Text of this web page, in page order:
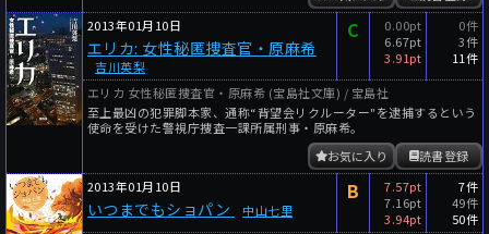
2013年01月10日
エリカ: 女性秘匿捜査官・原麻希
吉川英梨
C
0.00pt
6.67pt
3.91pt
0件
3件
11件
エリカ 女性秘匿捜査官・原麻希 (宝島社文庫) / 宝島社
至上最凶の犯罪脚本家、通称“背望会リクルーター"を逮捕するという
使命を受けた警視庁捜査一課所属刑事・原麻希。
読書登録
お気に入り
2013年01月10日
いつまでもショパン 中山七里
B
7.57pt
7.16pt
3.94pt
7件
49件
50件